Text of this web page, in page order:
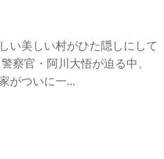
い美しい村がひた隠しにして
察官・阿川大悟が迫る中、
がついに一...